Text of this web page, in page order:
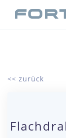
<< zurück